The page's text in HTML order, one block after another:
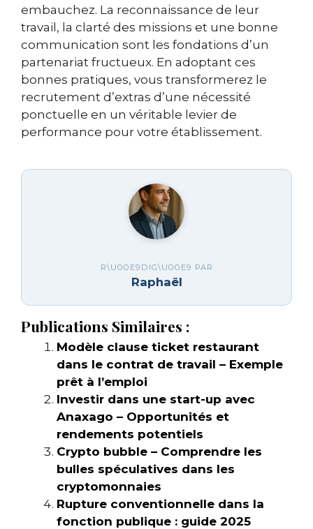
embauchez. La reconnaissance de leur
travail, la clarté des missions et une bonne
communication sont les fondations d’un
partenariat fructueux. En adoptant ces
bonnes pratiques, vous transformerez le
recrutement d’extras d’une nécessité
ponctuelle en un véritable levier de
performance pour votre établissement.
R\U00E9DIG\U00E9 PAR
Raphaël
Publications Similaires :
Modèle clause ticket restaurant
dans le contrat de travail – Exemple
prêt à l’emploi
Investir dans une start-up avec
Anaxago – Opportunités et
rendements potentiels
Crypto bubble – Comprendre les
bulles spéculatives dans les
cryptomonnaies
Rupture conventionnelle dans la
fonction publique : guide 2025